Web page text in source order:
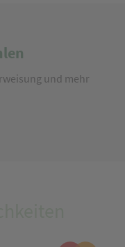
und mehr